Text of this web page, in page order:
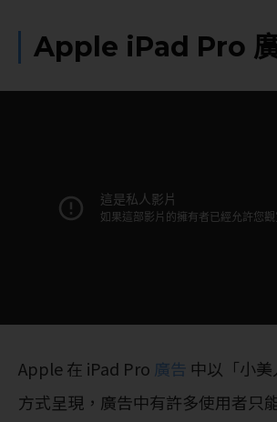
Apple iPad Pro
Apple 在 iPad Pro 廣告 中以「小
方式呈現，廣告中有許多使用者只